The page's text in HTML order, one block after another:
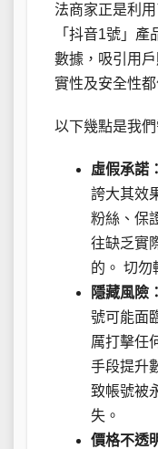
法商家正是利
「抖音1號」
數據，吸引用
實性及安全性
以下幾點是我們
虛假承諾：
誇大其效
粉絲、保
往缺乏實
的。 切勿
隱藏風險：
號可能面
厲打擊任
手段提升
致帳號被
失。
價格不透